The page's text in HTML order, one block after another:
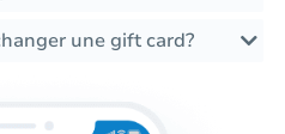
une gift card?